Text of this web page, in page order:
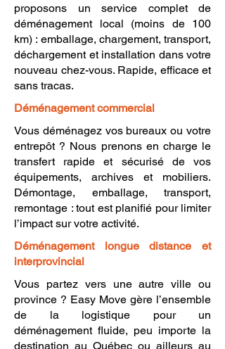
proposons un service complet de
déménagement local (moins de 100
km) : emballage, chargement, transport,
déchargement et installation dans votre
nouveau chez-vous. Rapide, efficace et
sans tracas.
Déménagement commercial
Vous déménagez vos bureaux ou votre
entrepôt ? Nous prenons en charge le
transfert rapide et sécurisé de vos
équipements, archives et mobiliers.
Démontage, emballage, transport,
remontage : tout est planifié pour limiter
l’impact sur votre activité.
Déménagement longue distance et
interprovincial
Vous partez vers une autre ville ou
province ? Easy Move gère l’ensemble
de la logistique pour un
déménagement fluide, peu importe la
destination au Québec ou ailleurs au